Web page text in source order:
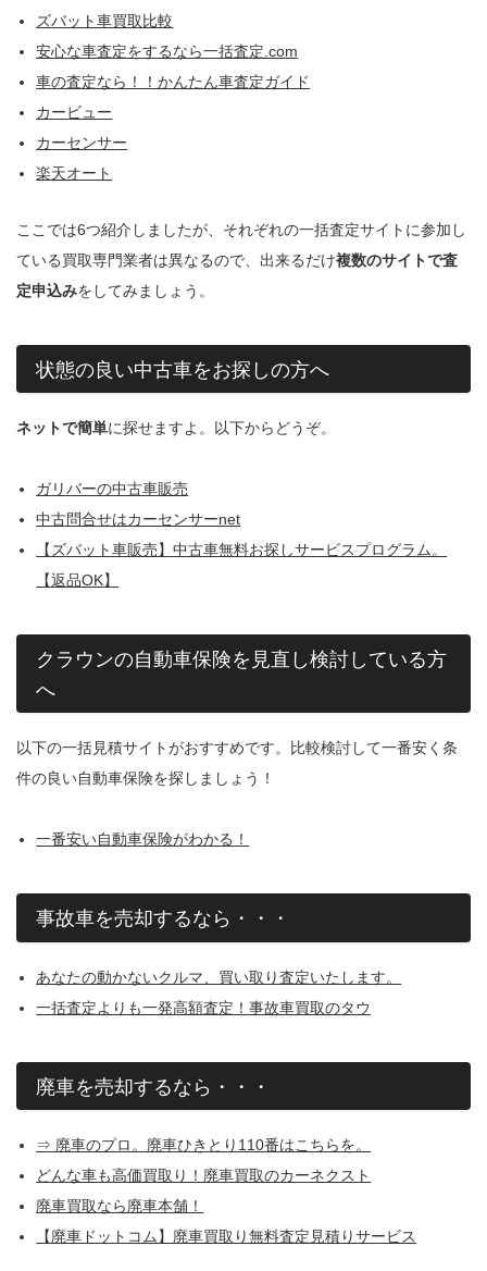
ズバット車買取比較
安心な車査定をするなら一括査定.com
車の査定なら！！かんたん車査定ガイド
カービュー
カーセンサー
楽天オート
ここでは6つ紹介しましたが、それぞれの一括査定サイトに参加し
ている買取専門業者は異なるので、出来るだけ複数のサイトで査
定申込みをしてみましょう。
状態の良い中古車をお探しの方へ
ネットで簡単に探せますよ。以下からどうぞ。
ガリバーの中古車販売
中古問合せはカーセンサーnet
【ズバット車販売】中古車無料お探しサービスプログラム。
【返品OK】
クラウンの自動車保険を見直し検討している方
へ
以下の一括見積サイトがおすすめです。比較検討して一番安く条
件の良い自動車保険を探しましょう！
一番安い自動車保険がわかる！
事故車を売却するなら・・・
あなたの動かないクルマ、買い取り査定いたします。
一括査定よりも一発高額査定！事故車買取のタウ
廃車を売却するなら・・・
⇒ 廃車のプロ。廃車ひきとり110番はこちらを。
どんな車も高価買取り！廃車買取のカーネクスト
廃車買取なら廃車本舗！
【廃車ドットコム】廃車買取り無料査定見積りサービス